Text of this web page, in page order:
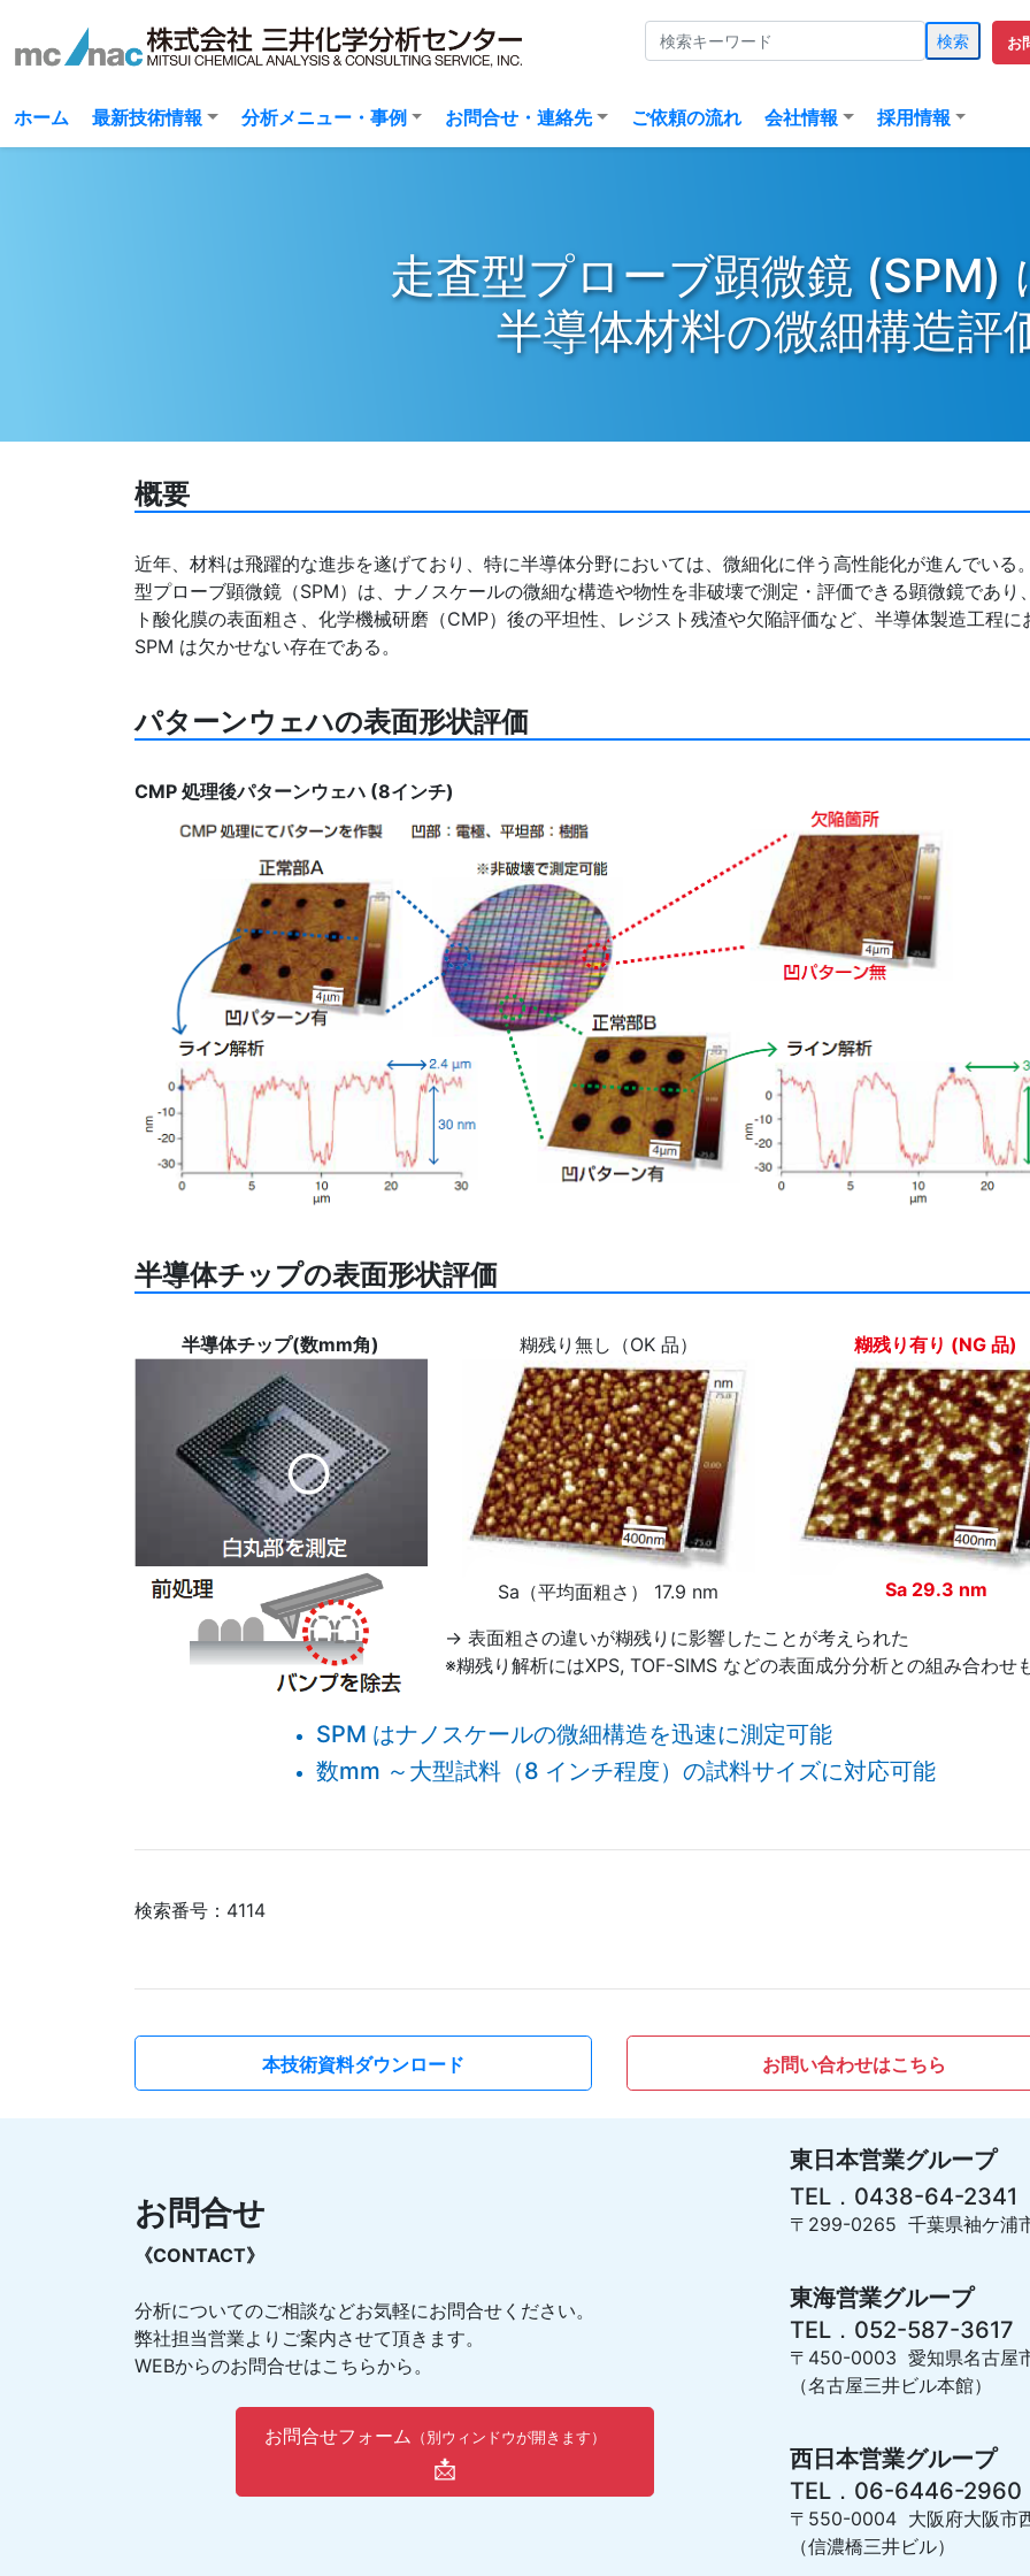
検索 お
ホーム (current)
最新技術情報 分析メニュー・事例 お問合せ・連絡先 ご依頼の流れ(current)
会社情報 採用情報
走査型プローブ顕微鏡 (SPM)
半導体材料の微細構造評
概要
近年、材料は飛躍的な進歩を遂げており、特に半導体分野においては、微細化に伴う高性能化が進んでいる
型プローブ顕微鏡（SPM）は、ナノスケールの微細な構造や物性を非破壊で測定・評価できる顕微鏡であり
ト酸化膜の表面粗さ、化学機械研磨（CMP）後の平坦性、レジスト残渣や欠陥評価など、半導体製造工程に
SPM は欠かせない存在である。
パターンウェハの表面形状評価
CMP 処理後パターンウェハ (8インチ)
半導体チップの表面形状評価
半導体チップ(数mm角) 糊残り無し（OK 品）
Sa（平均面粗さ） 17.9 nm
糊残り有り (NG 品)
Sa 29.3 nm
→ 表面粗さの違いが糊残りに影響したことが考えられた
※糊残り解析にはXPS, TOF-SIMS などの表面成分分析との組み合わせ
SPM はナノスケールの微細構造を迅速に測定可能
数mm ～大型試料（8 インチ程度）の試料サイズに対応可能
検索番号：4114
本技術資料ダウンロード お問い合わせはこちら
お問合せ
《CONTACT》
分析についてのご相談などお気軽にお問合せください。
弊社担当営業よりご案内させて頂きます。
WEBからのお問合せはこちらから。
お問合せフォーム （別ウィンドウが開きます）
📩
東日本営業グループ
TEL．0438-64-
〒299-0265 千葉県袖ケ浦
東海営業グループ
TEL．052-587-
〒450-0003 愛知県名古屋
（名古屋三井ビル本館）
西日本営業グループ
TEL．06-6446-
〒550-0004 大阪府大阪市
（信濃橋三井ビル）